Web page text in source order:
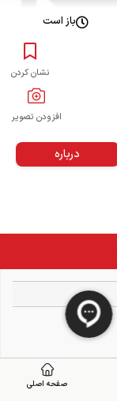
باز است
نشان کردن
افزودن تصویر
درباره
صفحه اصلی